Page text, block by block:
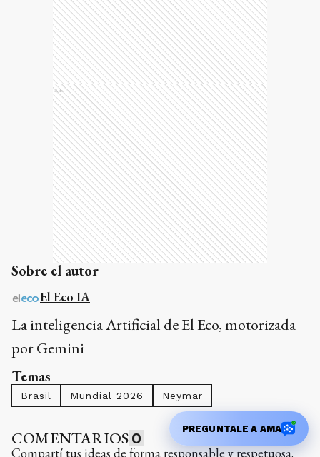
Ads
Sobre el autor
El Eco IA
La inteligencia Artificial de El Eco, motorizada
por Gemini
Temas
Brasil Mundial 2026 Neymar
COMENTARIOS 0
Compartí tus ideas de forma responsable y respetuosa.
PREGUNTALE A AMA